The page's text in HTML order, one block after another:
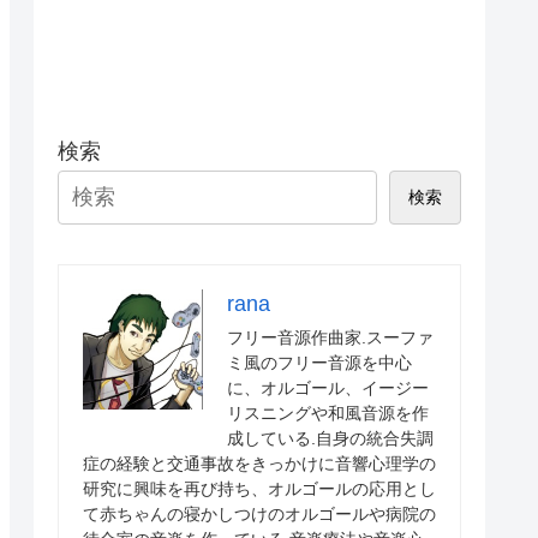
検索
検索
rana
フリー音源作曲家.スーファ
ミ風のフリー音源を中心
に、オルゴール、イージー
リスニングや和風音源を作
成している.自身の統合失調
症の経験と交通事故をきっかけに音響心理学の
研究に興味を再び持ち、オルゴールの応用とし
て赤ちゃんの寝かしつけのオルゴールや病院の